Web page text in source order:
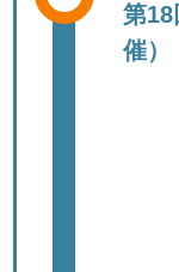
第18
催）